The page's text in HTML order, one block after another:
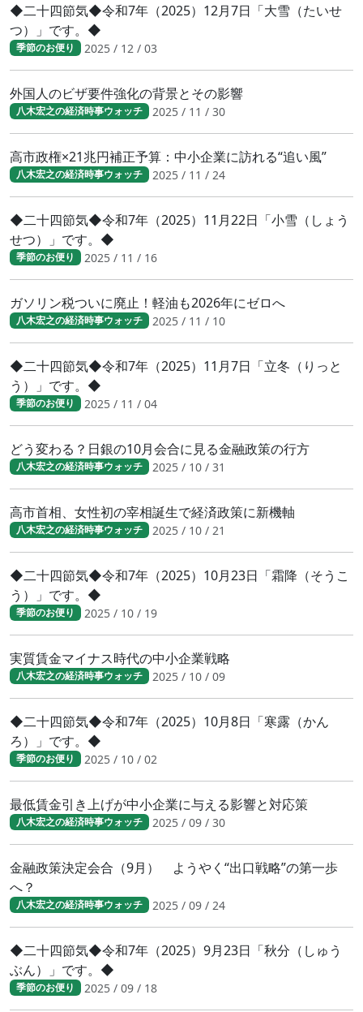
◆二十四節気◆令和7年（2025）12月7日「大雪（たいせ
つ）」です。◆
季節のお便り 2025 / 12 / 03
外国人のビザ要件強化の背景とその影響
八木宏之の経済時事ウォッチ 2025 / 11 / 30
高市政権×21兆円補正予算：中小企業に訪れる“追い風”
八木宏之の経済時事ウォッチ 2025 / 11 / 24
◆二十四節気◆令和7年（2025）11月22日「小雪（しょう
せつ）」です。◆
季節のお便り 2025 / 11 / 16
ガソリン税ついに廃止！軽油も2026年にゼロへ
八木宏之の経済時事ウォッチ 2025 / 11 / 10
◆二十四節気◆令和7年（2025）11月7日「立冬（りっと
う）」です。◆
季節のお便り 2025 / 11 / 04
どう変わる？日銀の10月会合に見る金融政策の行方
八木宏之の経済時事ウォッチ 2025 / 10 / 31
高市首相、女性初の宰相誕生で経済政策に新機軸
八木宏之の経済時事ウォッチ 2025 / 10 / 21
◆二十四節気◆令和7年（2025）10月23日「霜降（そうこ
う）」です。◆
季節のお便り 2025 / 10 / 19
実質賃金マイナス時代の中小企業戦略
八木宏之の経済時事ウォッチ 2025 / 10 / 09
◆二十四節気◆令和7年（2025）10月8日「寒露（かん
ろ）」です。◆
季節のお便り 2025 / 10 / 02
最低賃金引き上げが中小企業に与える影響と対応策
八木宏之の経済時事ウォッチ 2025 / 09 / 30
金融政策決定会合（9月） ようやく“出口戦略”の第一歩
へ？
八木宏之の経済時事ウォッチ 2025 / 09 / 24
◆二十四節気◆令和7年（2025）9月23日「秋分（しゅう
ぶん）」です。◆
季節のお便り 2025 / 09 / 18